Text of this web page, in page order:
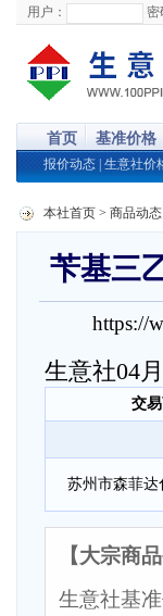
用户： 密
首页 基准价格
报价动态 生意社价
本社首页 > 商品动态
苄基三
https://
生意社04
交
苏州市森菲达
【大宗商
生意社基